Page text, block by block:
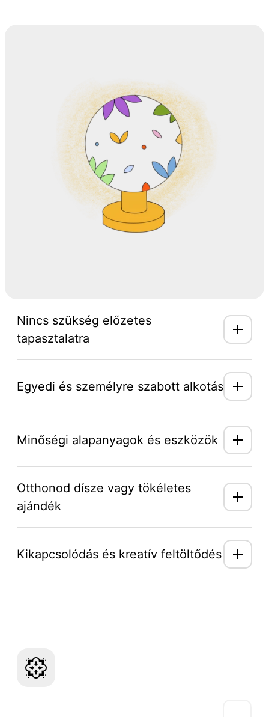
Nincs szükség előzetes
tapasztalatra
Egyedi és személyre szabott alkotás
Minőségi alapanyagok és eszközök
Otthonod dísze vagy tökéletes
ajándék
Kikapcsolódás és kreatív feltöltődés